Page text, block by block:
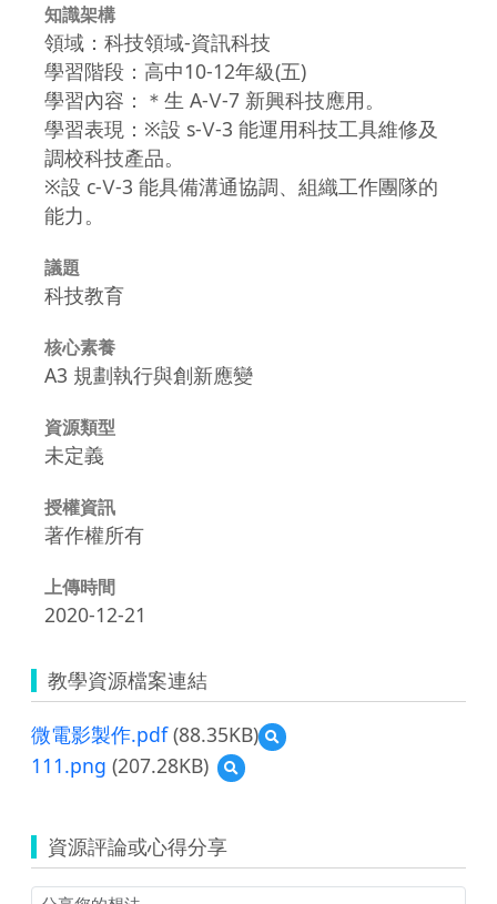
知識架構
領域：科技領域-資訊科技
學習階段：高中10-12年級(五)
學習內容：＊生 A-Ⅴ-7 新興科技應用。
學習表現：※設 s-Ⅴ-3 能運用科技工具維修及
調校科技產品。
※設 c-Ⅴ-3 能具備溝通協調、組織工作團隊的
能力。
議題
科技教育
核心素養
A3 規劃執行與創新應變
資源類型
未定義
授權資訊
著作權所有
上傳時間
2020-12-21
教學資源檔案連結
微電影製作.pdf(88.35KB)
預
覽
111.png (207.28KB)
預
覽
資源評論或心得分享